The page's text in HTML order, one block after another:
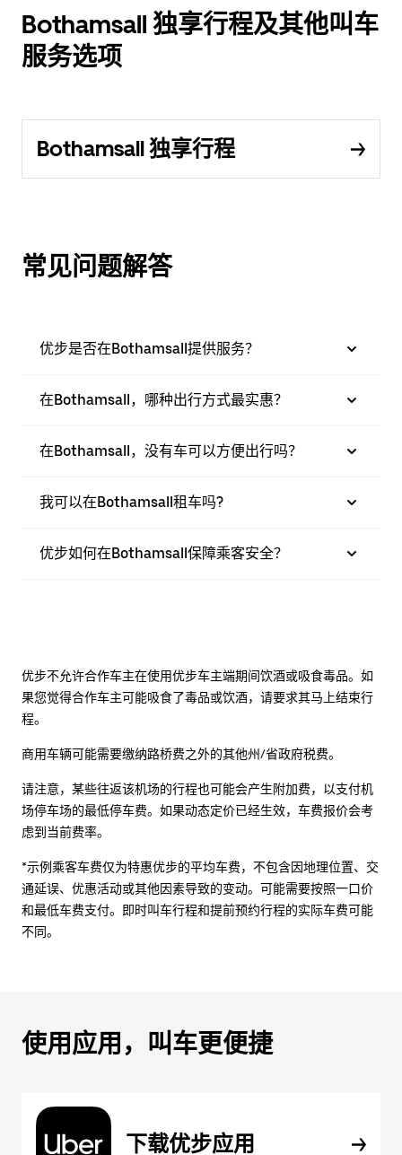
Bothamsall 独享行程及其他叫车
服务选项
Bothamsall 独享行程
常见问题解答
优步是否在Bothamsall提供服务？
在Bothamsall，哪种出行方式最实惠？
在Bothamsall，没有车可以方便出行吗？
我可以在Bothamsall租车吗?
优步如何在Bothamsall保障乘客安全？
优步不允许合作车主在使用优步车主端期间饮酒或吸食毒品。如
果您觉得合作车主可能吸食了毒品或饮酒，请要求其马上结束行
程。
商用车辆可能需要缴纳路桥费之外的其他州/省政府税费。
请注意，某些往返该机场的行程也可能会产生附加费，以支付机
场停车场的最低停车费。如果动态定价已经生效，车费报价会考
虑到当前费率。
*示例乘客车费仅为特惠优步的平均车费，不包含因地理位置、交
通延误、优惠活动或其他因素导致的变动。可能需要按照一口价
和最低车费支付。即时叫车行程和提前预约行程的实际车费可能
不同。
使用应用，叫车更便捷
下载优步应用